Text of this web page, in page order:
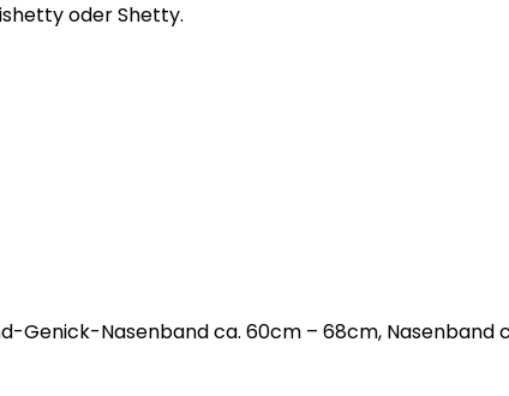
oder Shetty.
Genick-Nasenband ca. 60cm – 68cm, Nasenband